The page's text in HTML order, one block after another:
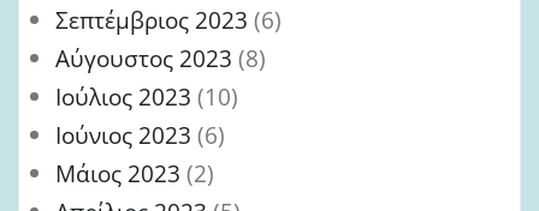
Σεπτέμβριος 2023 (6)
Αύγουστος 2023 (8)
Ιούλιος 2023 (10)
Ιούνιος 2023 (6)
Μάιος 2023 (2)